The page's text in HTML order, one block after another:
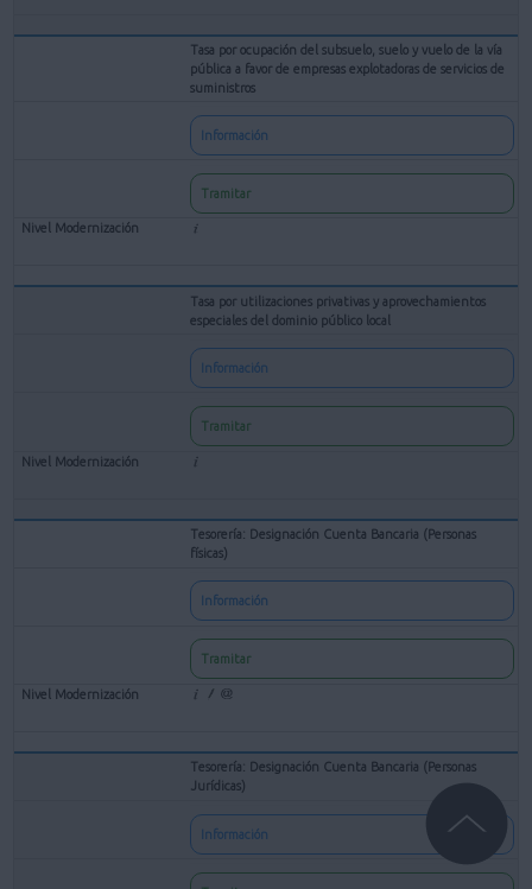
Tasa por ocupación del subsuelo, suelo y vuelo de la vía
pública a favor de empresas explotadoras de servicios de
suministros
Información
Tramitar
Tasa por utilizaciones privativas y aprovechamientos
especiales del dominio público local
Información
Tramitar
Tesorería: Designación Cuenta Bancaria (Personas
físicas)
Información
Tramitar
Tesorería: Designación Cuenta Bancaria (Personas
Jurídicas)
Información